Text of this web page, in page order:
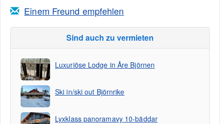
Einem Freund empfehlen
Sind auch zu vermieten
Luxuriöse Lodge in Åre Björnen
Ski in/ski out Björnrike
Lyxklass panoramavy 10-bäddar